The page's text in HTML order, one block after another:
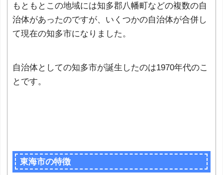
もともとこの地域には知多郡八幡町などの複数の自
治体があったのですが、いくつかの自治体が合併し
て現在の知多市になりました。
自治体としての知多市が誕生したのは1970年代のこ
とです。
東海市の特徴